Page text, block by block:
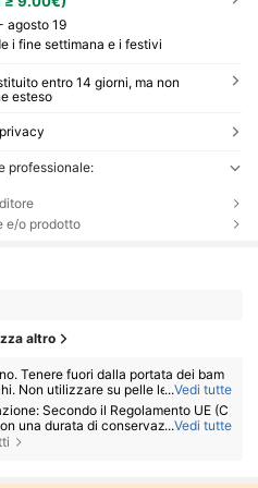
agosto 19
i fine settimana e i festivi
entro 14 giorni, ma non
esteso
professionale:
e/o prodotto
altro
Tenere fuori dalla portata dei bam
Non utilizzare su pelle lesa o irritat
...Vedi tutte
Secondo il Regolamento UE (C
una durata di conservazione totale
indicata da una clessidra ⌛ + data s
...Vedi tutte